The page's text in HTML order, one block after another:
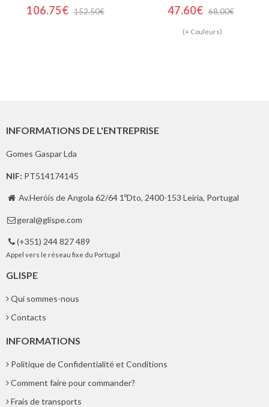
106.75€ 152.50€ 47.60€ 68.00€
(+ Couleurs)
INFORMATIONS DE L'ENTREPRISE
Gomes Gaspar Lda
NIF: PT514174145
 Av.Heróis de Angola 62/64 1ºDto, 2400-153 Leiria, Portugal
 geral@glispe.com
 (+351) 244 827 489
Appel vers le réseau fixe du Portugal
GLISPE
Qui sommes-nous
Contacts
INFORMATIONS
Politique de Confidentialité et Conditions
Comment faire pour commander?
Frais de transports